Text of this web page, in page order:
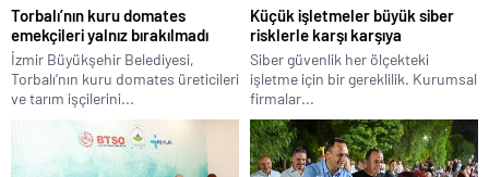
Torbalı’nın kuru domates
emekçileri yalnız bırakılmadı
İzmir Büyükşehir Belediyesi,
Torbalı’nın kuru domates üreticileri
ve tarım işçilerini...
Küçük işletmeler büyük siber
risklerle karşı karşıya
Siber güvenlik her ölçekteki
işletme için bir gereklilik. Kurumsal
firmalar...